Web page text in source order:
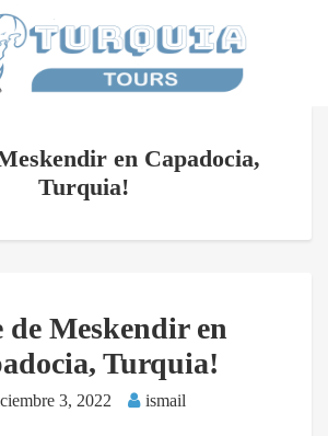
en Capadocia,
Turquia!
de Meskendir en
Turquia!
3, 2022 ismail